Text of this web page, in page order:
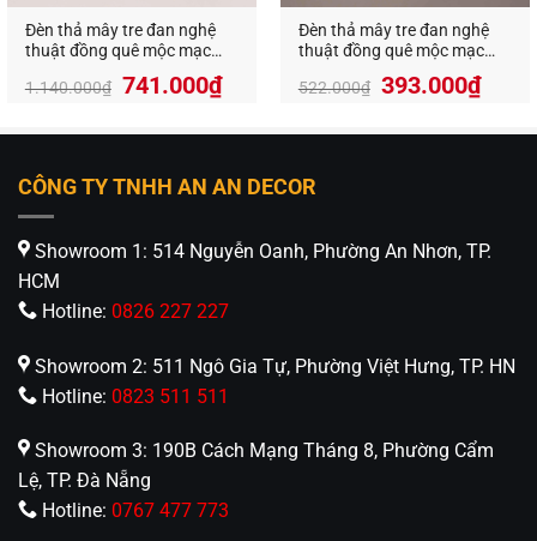
Đèn thả mây tre đan nghệ
thuật đồng quê mộc mạc
1.140.000₫ Giá
là:
741.000₫Giá
hiện
tại
741.000₫.
Đèn thả mây tre đan nghệ
thuật đồng quê mộc mạc
522.000₫ 393.000₫
CÔNG TY TNHH AN AN DECOR
Showroom 1: 514 Nguyễn Oanh, Phường An Nhơn, TP.
HCM
Hotline: 0826 227 227
Showroom 2: 511 Ngô Gia Tự, Phường Việt Hưng, TP. HN
Hotline: 0823 511 511
Showroom 3: 190B Cách Mạng Tháng 8, Phường Cẩm
Lệ, TP. Đà Nẵng
Hotline: 0767 477 773